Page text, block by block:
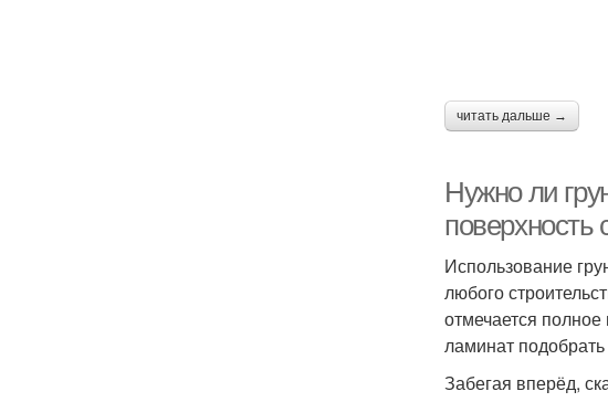
читать дальше →
Нужно ли
поверхность
Использование
любого
отмечается
ламинат
Забегая вперёд,